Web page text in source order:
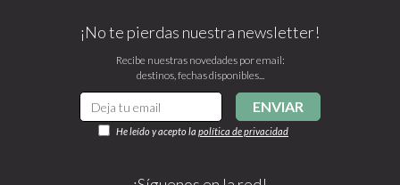
¡No te pierdas nuestra newsletter!
Recibe nuestras novedades por email:
destinos, fechas disponibles...
ENVIAR
He leído y acepto la política de privacidad